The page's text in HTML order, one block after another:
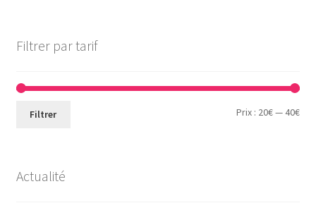
Filtrer par tarif
Prix
Prix
Filtrer Prix : 20€—40€
Actualité